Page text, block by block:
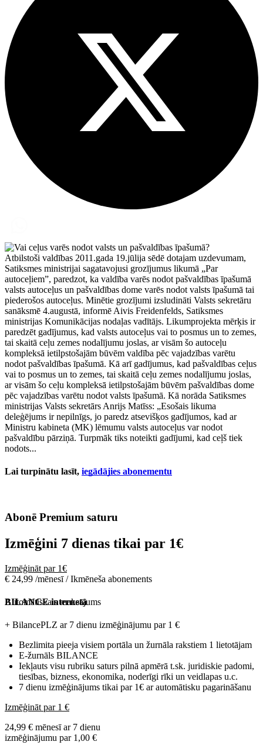
Atbilstoši valdības 2011.gada 19.jūlija sēdē dotajam uzdevumam,
Satiksmes ministrijai sagatavojusi grozījumus likumā „Par
autoceļiem”, paredzot, ka valdība varēs nodot pašvaldības īpašumā
valsts autoceļus un pašvaldības dome varēs nodot valsts īpašumā tai
piederošos autoceļus. Minētie grozījumi izsludināti Valsts sekretāru
sanāksmē 4.augustā, informē Aivis Freidenfelds, Satiksmes
ministrijas Komunikācijas nodaļas vadītājs. Likumprojekta mērķis ir
paredzēt gadījumus, kad valsts autoceļus vai to posmus un to zemes,
tai skaitā ceļu zemes nodalījumu joslas, ar visām šo autoceļu
kompleksā ietilpstošajām būvēm valdība pēc vajadzības varētu
nodot pašvaldības īpašumā. Kā arī gadījumus, kad pašvaldības ceļus
vai to posmus un to zemes, tai skaitā ceļu zemes nodalījumu joslas,
ar visām šo ceļu kompleksā ietilpstošajām būvēm pašvaldības dome
pēc vajadzības varētu nodot valsts īpašumā. Kā norāda Satiksmes
ministrijas Valsts sekretārs Anrijs Matīss: „Esošais likuma
deleģējums ir nepilnīgs, jo paredz atsevišķos gadījumos, kad ar
Ministru kabineta (MK) lēmumu valsts autoceļus var nodot
pašvaldību pārziņā. Turpmāk tiks noteikti gadījumi, kad ceļš tiek
nodots...
Lai turpinātu lasīt, iegādājies abonementu
Abonē Premium saturu
Izmēģini 7 dienas tikai par 1€
Izmēģināt par 1€
€ 24,99 /mēnesī / Ikmēneša abonements
Automātiskais maksājums
BILANCE internetā
+ BilancePLZ ar 7 dienu izmēģinājumu par 1 €
Bezlimita pieeja visiem portāla un žurnāla rakstiem 1 lietotājam
E-žurnāls BILANCE
Iekļauts visu rubriku saturs pilnā apmērā t.sk. juridiskie padomi,
tiesības, bizness, ekonomika, noderīgi rīki un veidlapas u.c.
7 dienu izmēģinājums tikai par 1€ ar automātisku pagarināšanu
Izmēģināt par 1 €
24,99 € mēnesī ar 7 dienu
izmēģinājumu par 1,00 €